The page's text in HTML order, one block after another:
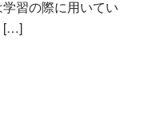
習の際に用いてい
[…]